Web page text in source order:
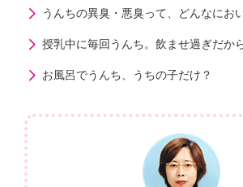
うんちの異臭・悪臭って、どんなにお
授乳中に毎回うんち。飲ませ過ぎだか
お風呂でうんち、うちの子だけ？